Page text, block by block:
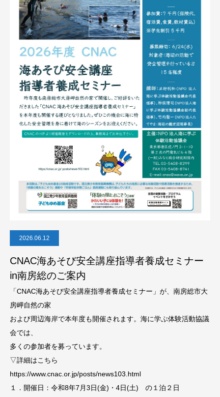
2026.06.12
CNAC海あそび安全講座指導者養成セミナー
in南房総のご案内
「CNAC海あそび安全講座指導者養成セミナー」が、南房総市大
房岬自然の家
および周辺海岸で本年度も開催されます。海に学ぶ体験活動協議
会では、
多くの参加者を募っています。
▽詳細はこちら
https://www.cnac.or.jp/posts/news103.html
１．開催日：令和8年7月3日(金)・4日(土) の１泊２日